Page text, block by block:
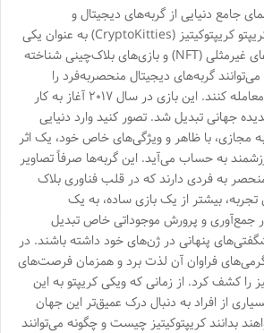
جامع دنیایی از گربه‌های دیجیتال و
فرصت‌های آن در ویکی کریپتو کریپتوکیتیز (CryptoKitties) به عنوان یکی
از پیشگامان دنیای توکن‌های غیرمثلی (NFT) و بازی‌های بلاک‌چینی شناخته
گربه‌های دیجیتال منحصربه‌فرد را
جمع‌آوری، پرورش داده و معامله کنند. این بازی در سال ۲۰۱۷ آغاز به کار
جهانی تبدیل شد. تصور کنید وارد دنیایی
مجازی، با ظاهر و ویژگی‌های خاص خود، یک اثر
به حساب می‌آید. این گربه‌ها صرفاً تصاویر
به فردی دارند که در قلب فناوری بلاک
بیشتر از یک بازی ساده، به یک
جمع‌آوری و پرورش موجوداتی خاص تبدیل
پنهانی در ژن‌های خود داشته باشند. در
فراوان آن لذت برد و همزمان فرصت‌های
را کشف کرد. از زمانی که ویکی کریپتو به این
از افراد به دنبال درک عمیق‌تر این جهان
بدانند کریپتوکیتیز چیست و چگونه می‌توانند